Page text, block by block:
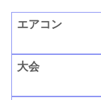
エアコン
大会